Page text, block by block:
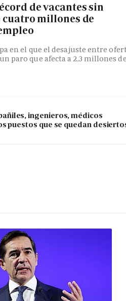
de vacantes sin
cuatro millones de
en el que el desajuste entre
paro que afecta a 2,3 millones
ingenieros, médicos
puestos que se quedan